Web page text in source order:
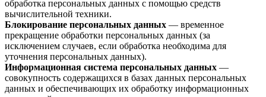
обработка персональных данных с помощью средств
вычислительной техники.
Блокирование персональных данных — временное
прекращение обработки персональных данных (за
исключением случаев, если обработка необходима для
уточнения персональных данных).
Информационная система персональных данных —
совокупность содержащихся в базах данных персональных
данных и обеспечивающих их обработку информационных